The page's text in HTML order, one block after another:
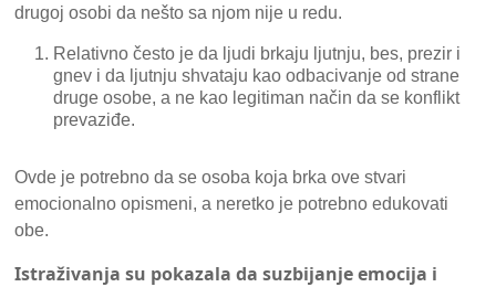
drugoj osobi da nešto sa njom nije u redu.
Relativno često je da ljudi brkaju ljutnju, bes, prezir i
gnev i da ljutnju shvataju kao odbacivanje od strane
druge osobe, a ne kao legitiman način da se konflikt
prevaziđe.
Ovde je potrebno da se osoba koja brka ove stvari
emocionalno opismeni, a neretko je potrebno edukovati
obe.
Istraživanja su pokazala da suzbijanje emocija i